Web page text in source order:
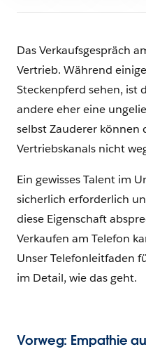
Das Verkaufsgespräch
Vertrieb. Während
Steckenpferd sehen, ist
andere eher eine
selbst Zauderer können
Vertriebskanals nicht
Ein gewisses Talent im
sicherlich erforderlich
diese Eigenschaft
Verkaufen am Telefon
Unser Telefonleitfaden
im Detail, wie das geht.
Vorweg: Empathie